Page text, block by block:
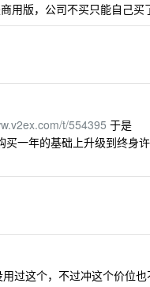
用版，公司不买只能自己
t/554395 于是
一年的基础上升级到终身
过这个，不过冲这个价位也